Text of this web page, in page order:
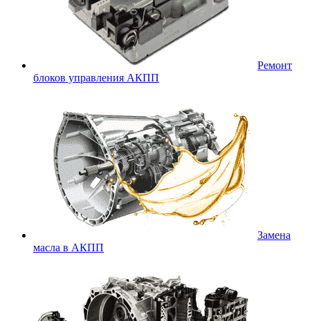
Ремонт
блоков управления АКПП
Замена
масла в АКПП